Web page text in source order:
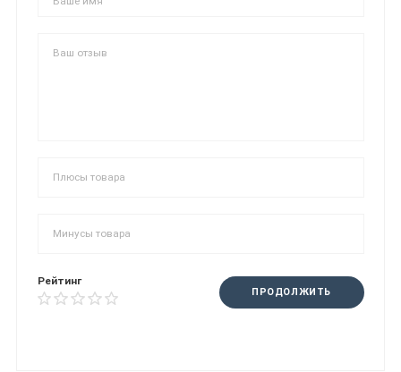
Рейтинг
ПРОДОЛЖИТЬ